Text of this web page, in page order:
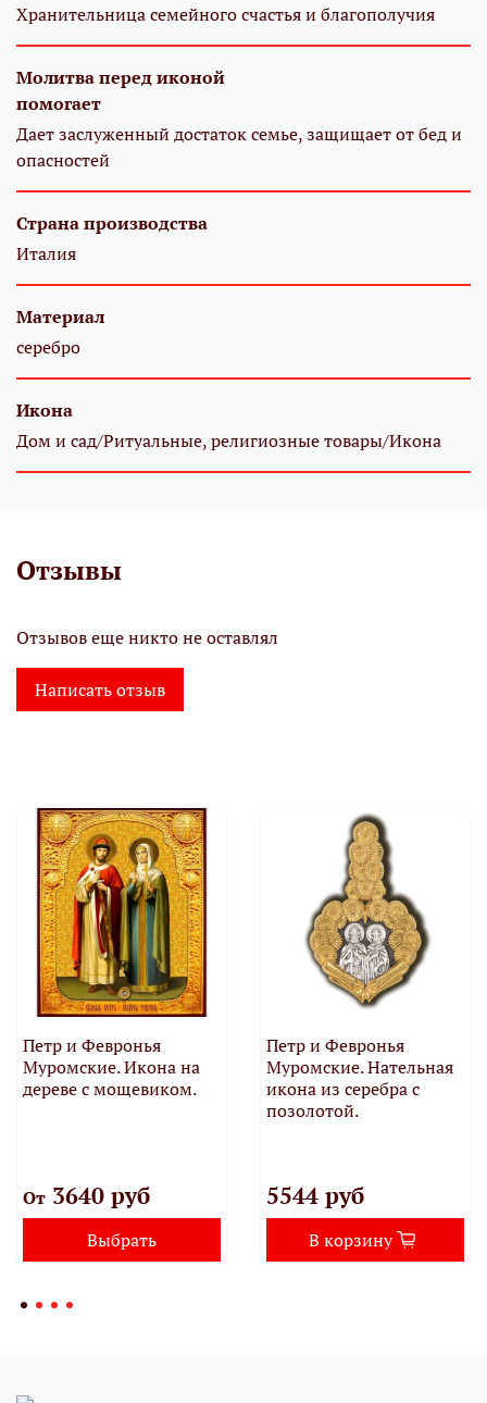
Хранительница семейного счастья и благополучия
Молитва перед иконой
помогает
Дает заслуженный достаток семье, защищает от бед и
опасностей
Страна производства
Италия
Материал
серебро
Икона
Дом и сад/Ритуальные, религиозные товары/Икона
Отзывы
Отзывов еще никто не оставлял
Написать отзыв
Петр и Февронья
Муромские. Икона на
дереве с мощевиком.
От3640 руб
Выбрать
Петр и Февронья
Муромские. Нательная
икона из серебра с
позолотой.
5544 руб
В корзину